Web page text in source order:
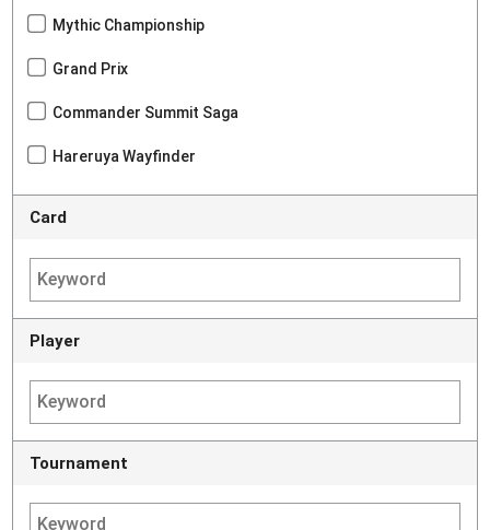
Mythic Championship
Grand Prix
Commander Summit Saga
Hareruya Wayfinder
Card
Player
Tournament